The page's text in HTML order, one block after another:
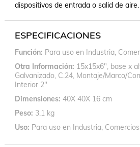
dispositivos de entrada o salid de aire.
ESPECIFICACIONES
Función Para uso en Industria,
Otra Información 15x15x6", base x
Galvanizado, C.24, Montaje/Marco/
Interior 2"
Dimensiones 40X 40X 16 cm
Peso 3.1 kg
Uso Para uso en Industria,